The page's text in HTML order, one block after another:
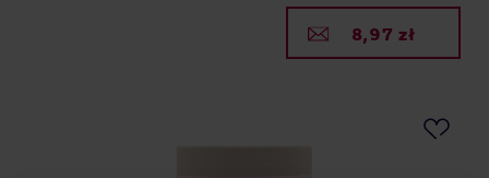
8,97 zł